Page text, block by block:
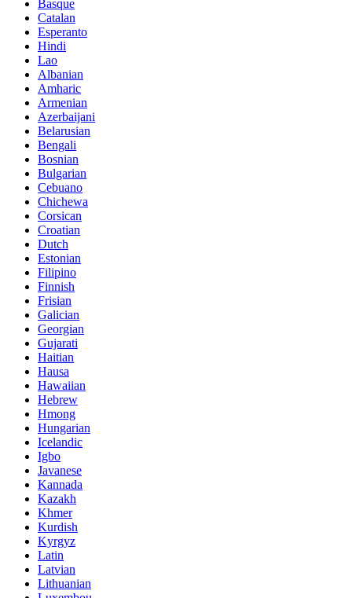
Basque
Catalan
Esperanto
Hindi
Lao
Albanian
Amharic
Armenian
Azerbaijani
Belarusian
Bengali
Bosnian
Bulgarian
Cebuano
Chichewa
Corsican
Croatian
Dutch
Estonian
Filipino
Finnish
Frisian
Galician
Georgian
Gujarati
Haitian
Hausa
Hawaiian
Hebrew
Hmong
Hungarian
Icelandic
Igbo
Javanese
Kannada
Kazakh
Khmer
Kurdish
Kyrgyz
Latin
Latvian
Lithuanian